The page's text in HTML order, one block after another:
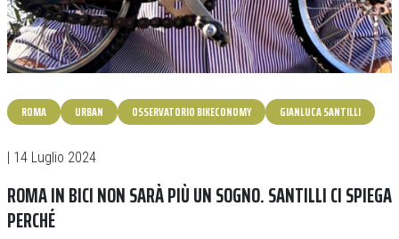
ROMA URBAN OSSERVATORIO BIKECONOMY GIANLUCA SANTILLI
| 14 Luglio 2024
ROMA IN BICI NON SARÀ PIÙ UN SOGNO. SANTILLI CI SPIEGA
PERCHÉ